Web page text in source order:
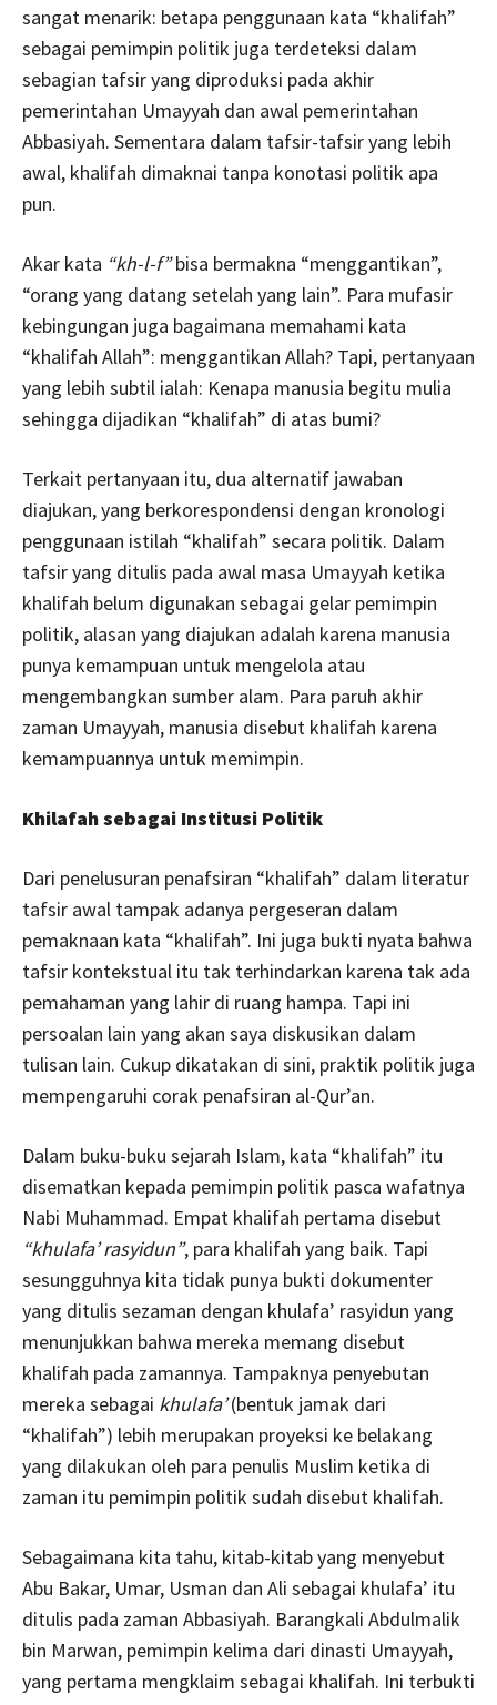
sangat menarik: betapa penggunaan kata “khalifah”
sebagai pemimpin politik juga terdeteksi dalam
sebagian tafsir yang diproduksi pada akhir
pemerintahan Umayyah dan awal pemerintahan
Abbasiyah. Sementara dalam tafsir-tafsir yang lebih
awal, khalifah dimaknai tanpa konotasi politik apa
pun.
Akar kata “kh-l-f”bisa bermakna “menggantikan”,
“orang yang datang setelah yang lain”. Para mufasir
kebingungan juga bagaimana memahami kata
“khalifah Allah”: menggantikan Allah? Tapi, pertanyaan
yang lebih subtil ialah: Kenapa manusia begitu mulia
sehingga dijadikan “khalifah” di atas bumi?
Terkait pertanyaan itu, dua alternatif jawaban
diajukan, yang berkorespondensi dengan kronologi
penggunaan istilah “khalifah” secara politik. Dalam
tafsir yang ditulis pada awal masa Umayyah ketika
khalifah belum digunakan sebagai gelar pemimpin
politik, alasan yang diajukan adalah karena manusia
punya kemampuan untuk mengelola atau
mengembangkan sumber alam. Para paruh akhir
zaman Umayyah, manusia disebut khalifah karena
kemampuannya untuk memimpin.
Khilafah sebagai Institusi Politik
Dari penelusuran penafsiran “khalifah” dalam literatur
tafsir awal tampak adanya pergeseran dalam
pemaknaan kata “khalifah”. Ini juga bukti nyata bahwa
tafsir kontekstual itu tak terhindarkan karena tak ada
pemahaman yang lahir di ruang hampa. Tapi ini
persoalan lain yang akan saya diskusikan dalam
tulisan lain. Cukup dikatakan di sini, praktik politik juga
mempengaruhi corak penafsiran al-Qur’an.
Dalam buku-buku sejarah Islam, kata “khalifah” itu
disematkan kepada pemimpin politik pasca wafatnya
Nabi Muhammad. Empat khalifah pertama disebut
“khulafa’ rasyidun”, para khalifah yang baik. Tapi
sesungguhnya kita tidak punya bukti dokumenter
yang ditulis sezaman dengan khulafa’ rasyidun yang
menunjukkan bahwa mereka memang disebut
khalifah pada zamannya. Tampaknya penyebutan
mereka sebagai khulafa’(bentuk jamak dari
“khalifah”) lebih merupakan proyeksi ke belakang
yang dilakukan oleh para penulis Muslim ketika di
zaman itu pemimpin politik sudah disebut khalifah.
Sebagaimana kita tahu, kitab-kitab yang menyebut
Abu Bakar, Umar, Usman dan Ali sebagai khulafa’ itu
ditulis pada zaman Abbasiyah. Barangkali Abdulmalik
bin Marwan, pemimpin kelima dari dinasti Umayyah,
yang pertama mengklaim sebagai khalifah. Ini terbukti